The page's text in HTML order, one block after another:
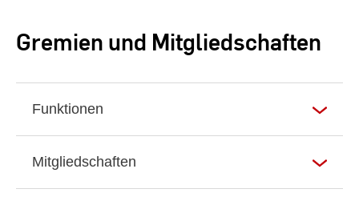
Gremien und Mitgliedschaften
Funktionen
Mitgliedschaften